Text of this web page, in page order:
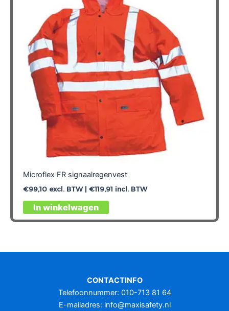
kan
gekozen
worden
op
productpagina
Microflex FR signaalregenvest
€99,10excl. BTW | €119,91 incl. BTW
In winkelwagen
Dit
product
variaties.
optie
gekozen
CONTACTINFO
Telefoonnummer: 010-713 81 64
E-mailadres: info@maxisafety.nl